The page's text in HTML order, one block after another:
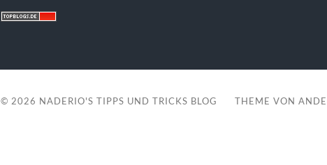
© 2026 NADERIO'S TIPPS UND TRICKS BLOG THEME VON